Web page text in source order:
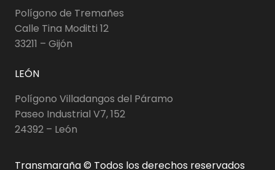
Polígono de Tremañes
Calle Tina Moditti 12
33211 – Gijón
LEÓN
Polígono Villadangos del Páramo
Paseo Industrial V7, 152
24392 – León
Transmaraña © Todos los derechos reservados